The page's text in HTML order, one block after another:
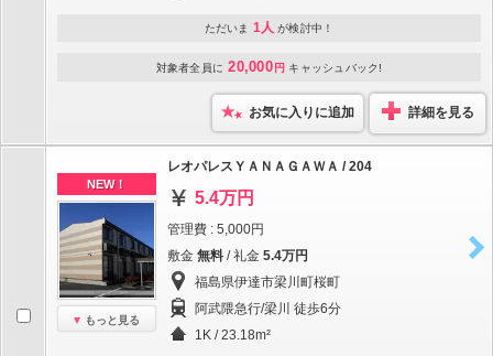
ただいま 1人 が検討中！
対象者全員に 20,000 円 キャッシュバック!
お気に入りに追加 詳細を見る
NEW！
もっと見る
レオパレスＹＡＮＡＧＡＷＡ / 204
5.4万円
管理費 : 5,000円
敷金 無料 / 礼金 5.4万円
福島県伊達市梁川町桜町
阿武隈急行/梁川 徒歩6分
1K / 23.18m²